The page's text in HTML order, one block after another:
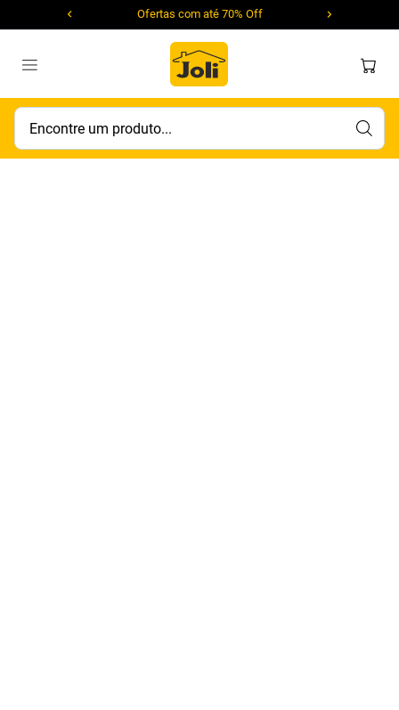
Ofertas com até 70% Off
Encontre um produto...